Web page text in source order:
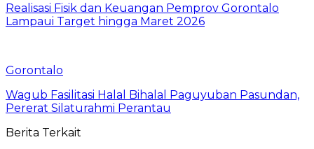
Realisasi Fisik dan Keuangan Pemprov Gorontalo
Lampaui Target hingga Maret 2026
Gorontalo
Wagub Fasilitasi Halal Bihalal Paguyuban Pasundan,
Pererat Silaturahmi Perantau
Berita Terkait